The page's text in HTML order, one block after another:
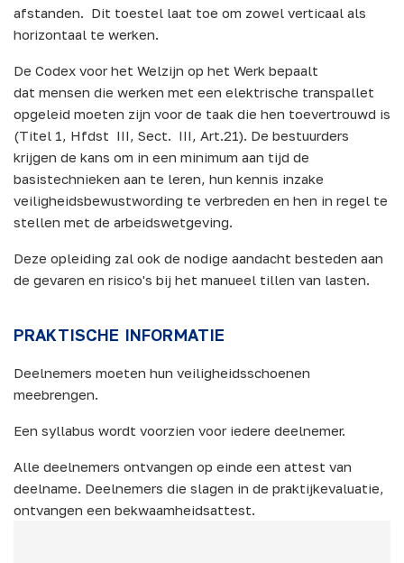
afstanden. Dit toestel laat toe om zowel verticaal als
horizontaal te werken.
De Codex voor het Welzijn op het Werk bepaalt
dat mensen die werken met een elektrische transpallet
opgeleid moeten zijn voor de taak die hen toevertrouwd is
(Titel 1, Hfdst III, Sect. III, Art.21). De bestuurders
krijgen de kans om in een minimum aan tijd de
basistechnieken aan te leren, hun kennis inzake
veiligheidsbewustwording te verbreden en hen in regel te
stellen met de arbeidswetgeving.
Deze opleiding zal ook de nodige aandacht besteden aan
de gevaren en risico's bij het manueel tillen van lasten.
PRAKTISCHE INFORMATIE
Deelnemers moeten hun veiligheidsschoenen
meebrengen.
Een syllabus wordt voorzien voor iedere deelnemer.
Alle deelnemers ontvangen op einde een attest van
deelname. Deelnemers die slagen in de praktijkevaluatie,
ontvangen een bekwaamheidsattest.